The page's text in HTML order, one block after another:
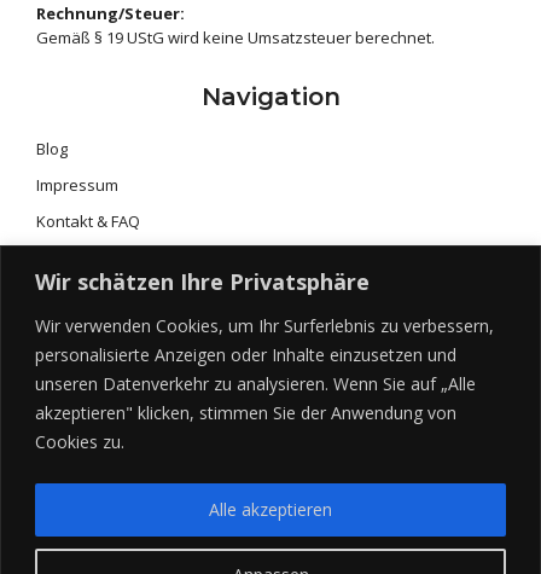
Wir schätzen Ihre Privatsphäre
Wir verwenden Cookies, um Ihr Surferlebnis zu verbessern,
personalisierte Anzeigen oder Inhalte einzusetzen und
unseren Datenverkehr zu analysieren. Wenn Sie auf „Alle
akzeptieren" klicken, stimmen Sie der Anwendung von
Cookies zu.
Alle akzeptieren
Rechnung/Steuer:
Gemäß § 19 UStG wird keine Umsatzsteuer berechnet.
Navigation
Blog
Impressum
Kontakt & FAQ
Preise & Leistungen
Shop
Über mich
Willkommen 2017